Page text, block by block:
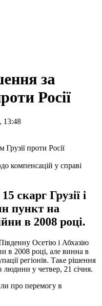
за
Росії
13:48
компенсацій у справі
скарг Грузії і
пункт на
в 2008 році.
Осетію і Абхазію
в 2008 році, але винна в
регіонів. Таке рішення
у четвер, 21 січня.
про перемогу в